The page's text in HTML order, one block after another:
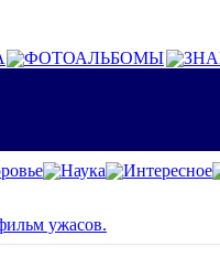
ФОТОАЛЬБОМЫ
Наука Интересное
ужасов.